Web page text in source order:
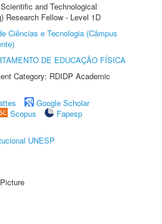
and Technological
Research Fellow - Level 1D
Ciências e Tecnologia (Câmpus
DE EDUCAÇÃO FÍSICA
Category: RDIDP Academic
Google Scholar
Scopus
Fapesp
UNESP